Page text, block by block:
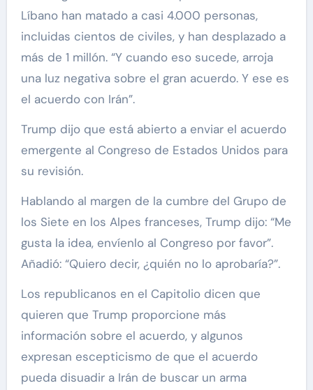
Líbano han matado a casi 4.000 personas,
incluidas cientos de civiles, y han desplazado a
más de 1 millón. “Y cuando eso sucede, arroja
una luz negativa sobre el gran acuerdo. Y ese es
el acuerdo con Irán”.
Trump dijo que está abierto a enviar el acuerdo
emergente al Congreso de Estados Unidos para
su revisión.
Hablando al margen de la cumbre del Grupo de
los Siete en los Alpes franceses, Trump dijo: “Me
gusta la idea, envíenlo al Congreso por favor”.
Añadió: “Quiero decir, ¿quién no lo aprobaría?”.
Los republicanos en el Capitolio dicen que
quieren que Trump proporcione más
información sobre el acuerdo, y algunos
expresan escepticismo de que el acuerdo
pueda disuadir a Irán de buscar un arma